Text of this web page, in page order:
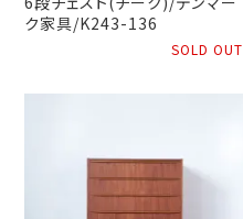
ク家具/K243-136
SOLD OUT